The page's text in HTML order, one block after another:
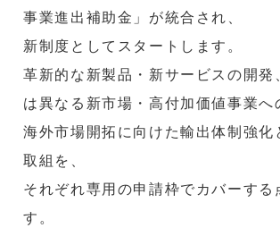
事業進出補助金」が統合され、
新制度としてスタートします。
革新的な新製品・新サービスの開発
は異なる新市場・高付加価値事業へ
海外市場開拓に向けた輸出体制強化
取組を、
それぞれ専用の申請枠でカバーする
す。